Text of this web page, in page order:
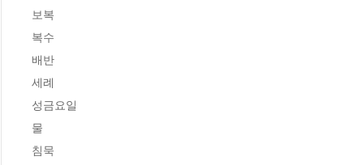
보복
복수
배반
세례
성금요일
물
침묵